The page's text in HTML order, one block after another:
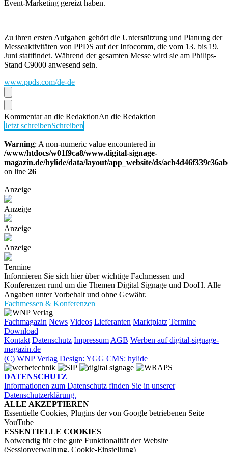
Event-Marketing gereizt haben.
Zu ihren ersten Aufgaben gehört die Unterstützung und Planung der
Messeaktivitäten von PPDS auf der Infocomm, die vom 13. bis 19.
Juni stattfindet. Während der gesamten Messe wird sie am Philips-
Stand C9000 anwesend sein.
www.ppds.com/de-de
Kommentar an die RedaktionAn die Redaktion
Jetzt schreibenSchreiben
Warning: A non-numeric value encountered in
/www/htdocs/w01f9ca8/www.digital-signage-
magazin.de/hylide/data/layout/app_website/ds/
on line 26
Anzeige
Anzeige
Anzeige
Anzeige
Termine
Informieren Sie sich hier über wichtige Fachmessen und
Konferenzen rund um die Themen Digital Signage und DooH. Alle
Angaben unter Vorbehalt und ohne Gewähr.
Fachmessen & Konferenzen
Fachmagazin News Videos Lieferanten Marktplatz Termine
Download
Kontakt Datenschutz ImpressumAGB Werben auf digital-signage-
magazin.de
(C) WNP Verlag Design: YGG CMS: hylide
DATENSCHUTZ
Informationen zum Datenschutz finden Sie in unserer
Datenschutzerklärung.
ALLE AKZEPTIEREN
Essentielle Cookies, Plugins der von Google betriebenen Seite
YouTube
ESSENTIELLE COOKIES
Notwendig für eine gute Funktionalität der Website
(Sessionverwaltung, Cookie-Einstellung)